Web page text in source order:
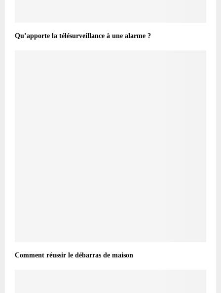
Qu’apporte la télésurveillance à une alarme ?
Comment réussir le débarras de maison